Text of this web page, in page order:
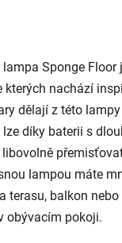
Sponge Floor
kterých nachází
dělají z této
díky baterii s
lampou máte
terasu, balkon
obývacím pokoji.